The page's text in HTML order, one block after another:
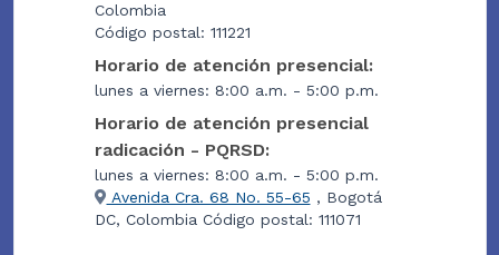
Colombia
Código postal: 111221
Horario de atención presencial:
lunes a viernes: 8:00 a.m. - 5:00 p.m.
Horario de atención presencial
radicación - PQRSD:
lunes a viernes: 8:00 a.m. - 5:00 p.m.
Avenida Cra. 68 No. 55-65 , Bogotá
DC, Colombia Código postal: 111071